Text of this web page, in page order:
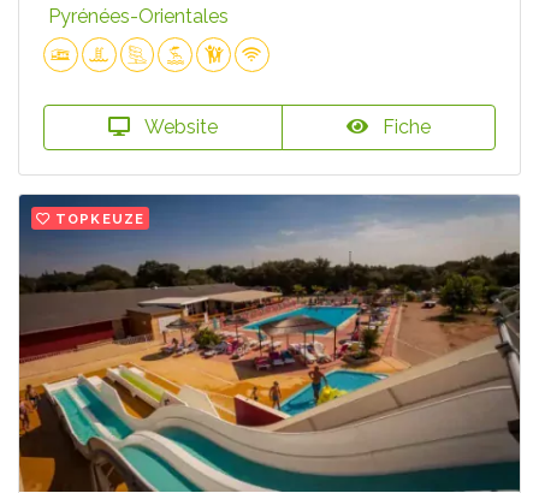
Pyrénées-Orientales
Website Fiche
TOPKEUZE